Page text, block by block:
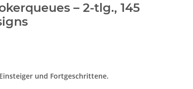
– 2-tlg., 145
und Fortgeschrittene.